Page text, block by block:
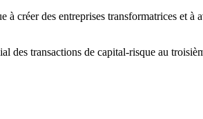
créer des entreprises transformatrices et à
transactions de capital-risque au